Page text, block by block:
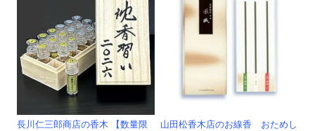
長川仁三郎商店の香木 【数量限
山田松香木店のお線香 おためし